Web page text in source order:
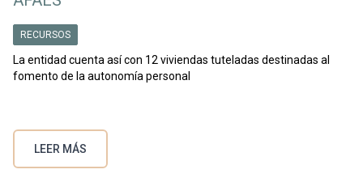
RECURSOS
La entidad cuenta así con 12 viviendas tuteladas destinadas al
fomento de la autonomía personal
LEER MÁS